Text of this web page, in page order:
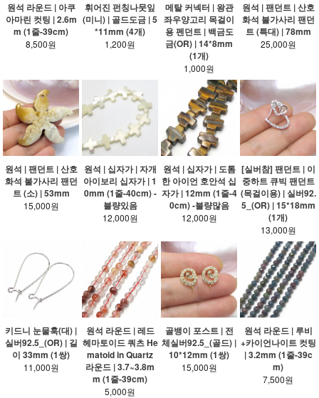
원석 라운드 | 아쿠
아마린 컷팅 | 2.6m
m (1줄-39cm)
8,500원
휘어진 펀칭나뭇잎
(미니) | 골드도금 | 5
*11mm (4개)
1,200원
메탈 커넥터 | 왕관
좌우양고리 목걸이
용 펜던트 | 백금도
금(OR) | 14*8mm
(1개)
1,000원
원석 | 팬던트 | 산호
화석 불가사리 팬던
트 (특대) | 78mm
25,000원
원석 | 팬던트 | 산호
화석 불가사리 팬던
트 (소) | 53mm
15,000원
원석 | 십자가 | 자개
아이보리 십자가 | 1
0mm (1줄-40cm) -
불량있음
12,000원
원석 | 십자가 | 도톰
한 아이언 호안석 십
자가 | 12mm (1줄-4
0cm) -불량많음
12,000원
[실버참] 팬던트 | 이
중하트 큐빅 팬던트
(목걸이용) | 실버92.
5_(OR) | 15*18mm
(1개)
13,000원
키드니 눈물훅(대) |
실버92.5_(OR) | 길
이 33mm (1쌍)
11,000원
원석 라운드 | 레드
헤마토이드 쿼츠 He
matoid in Quartz
라운드 | 3.7~3.8m
m (1줄-39cm)
5,000원
골뱅이 포스트 | 전
체실버92.5_(골드) |
10*12mm (1쌍)
15,000원
원석 라운드 | 루비
+카이언나이트 컷팅
| 3.2mm (1줄-39c
m)
7,500원